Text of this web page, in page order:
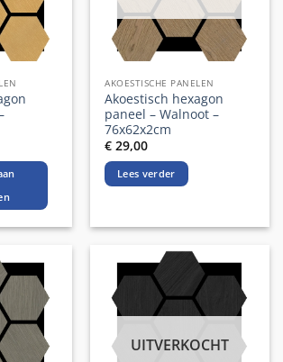
AKOESTISCHE PANELEN
Akoestisch hexagon
paneel – Walnoot –
76x62x2cm
€ 29,00
Lees verder
UITVERKOCHT